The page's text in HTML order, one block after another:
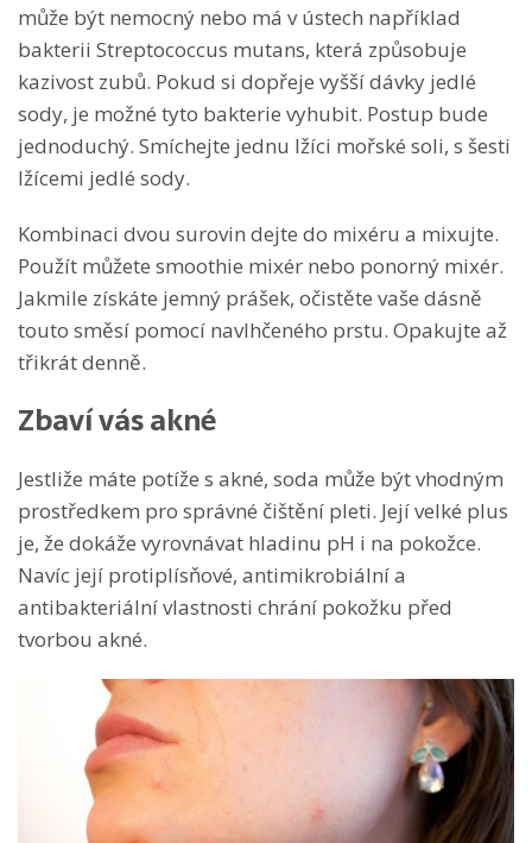
může být nemocný nebo má v ústech například
bakterii Streptococcus mutans, která způsobuje
kazivost zubů. Pokud si dopřeje vyšší dávky jedlé
sody, je možné tyto bakterie vyhubit. Postup bude
jednoduchý. Smíchejte jednu lžíci mořské soli, s šesti
lžícemi jedlé sody.
Kombinaci dvou surovin dejte do mixéru a mixujte.
Použít můžete smoothie mixér nebo ponorný mixér.
Jakmile získáte jemný prášek, očistěte vaše dásně
touto směsí pomocí navlhčeného prstu. Opakujte až
třikrát denně.
Zbaví vás akné
Jestliže máte potíže s akné, soda může být vhodným
prostředkem pro správné čištění pleti. Její velké plus
je, že dokáže vyrovnávat hladinu pH i na pokožce.
Navíc její protiplísňové, antimikrobiální a
antibakteriální vlastnosti chrání pokožku před
tvorbou akné.